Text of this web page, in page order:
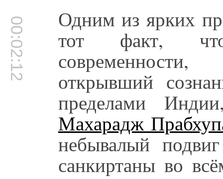
00:02:12 Одним из ярких
тот факт,
открывший
пределами
Махарадж
небывалый
санкиртаны во